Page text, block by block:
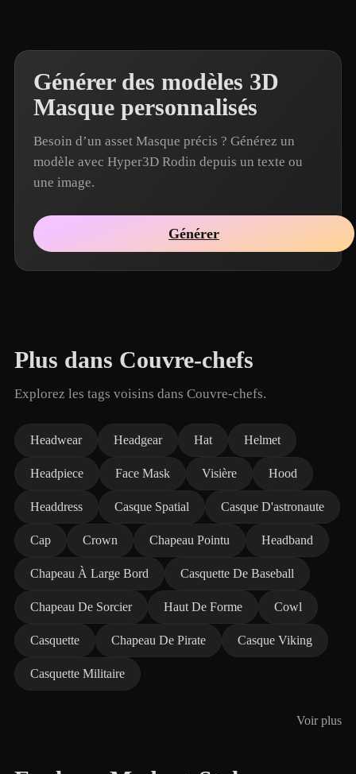
Générer des modèles 3D
Masque personnalisés
Besoin d’un asset Masque précis ? Générez un
modèle avec Hyper3D Rodin depuis un texte ou
une image.
Générer
Plus dans Couvre-chefs
Explorez les tags voisins dans Couvre-chefs.
Headwear Headgear Hat Helmet
Headpiece Face Mask Visière Hood
Headdress Casque Spatial Casque D'astronaute
Cap Crown Chapeau Pointu Headband
Chapeau À Large Bord Casquette De Baseball
Chapeau De Sorcier Haut De Forme Cowl
Casquette Chapeau De Pirate Casque Viking
Casquette Militaire
Voir plus